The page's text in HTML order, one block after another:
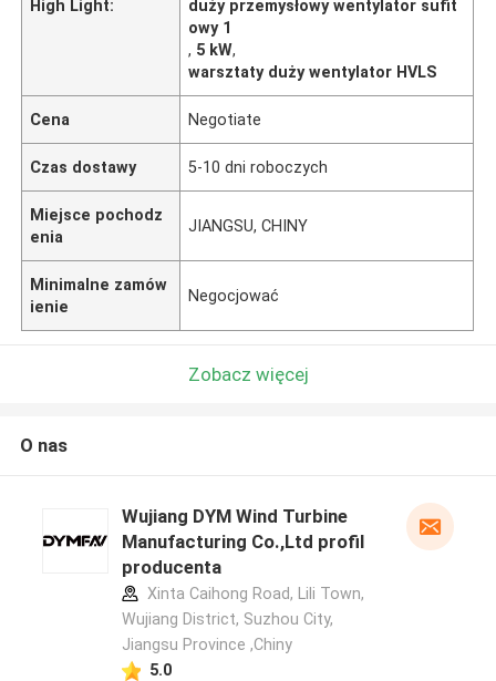
High Light:
duży przemysłowy wentylator sufit
owy 1
, 5 kW,
warsztaty duży wentylator HVLS
Cena Negotiate
Czas dostawy 5-10 dni roboczych
Miejsce pochodz
enia
JIANGSU, CHINY
Minimalne zamów
ienie
Negocjować
Zobacz więcej
O nas
Wujiang DYM Wind Turbine
Manufacturing Co.,Ltd profil
producenta
Xinta Caihong Road, Lili Town,
Wujiang District, Suzhou City,
Jiangsu Province ,Chiny
5.0